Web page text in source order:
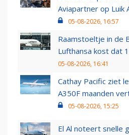
Aviapartner op Luik
05-08-2026, 16:57
Raamstoeltje in de
Lufthansa kost dat
05-08-2026, 16:41
Cathay Pacific ziet
A350F maanden
05-08-2026, 15:25
El Al noteert snelle